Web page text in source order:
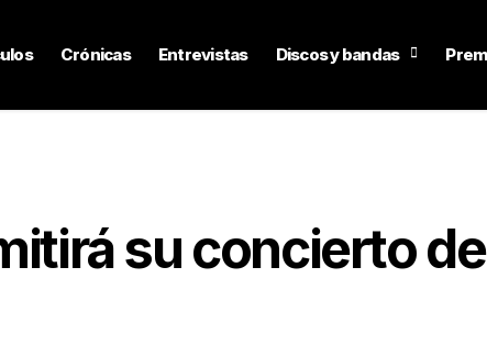
Crónicas Entrevistas Discos y bandas
su concierto de